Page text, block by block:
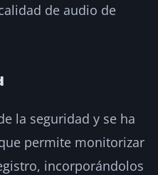
de audio de
la seguridad y se ha
permite monitorizar
incorporándolos